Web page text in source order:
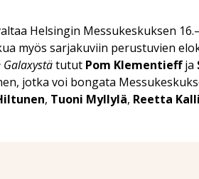
Helsingin Messukeskuksen
myös sarjakuviin perustuvien
tutut Pom Klementieffja
jotka voi bongata
, Tuoni Myllylä, Reetta